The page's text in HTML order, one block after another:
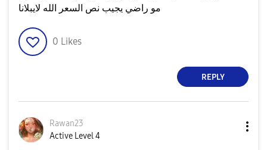
مو راضي يجيب نص السعر الله لايبلانا
0 Likes
REPLY
Rawan23
Active Level 4